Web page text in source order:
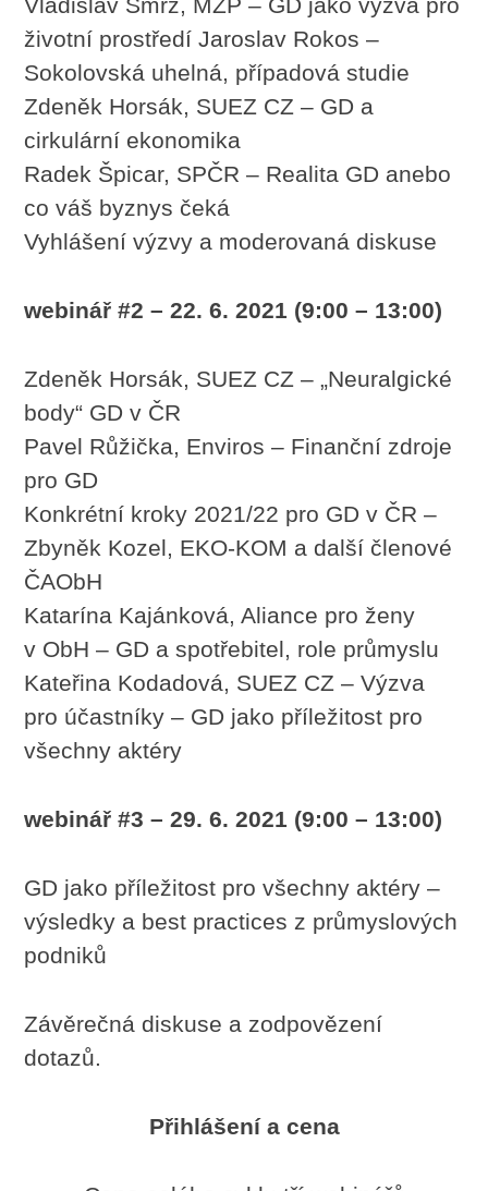
Vladislav Smrž, MŽP – GD jako výzva pro
životní prostředí Jaroslav Rokos –
Sokolovská uhelná, případová studie
Zdeněk Horsák, SUEZ CZ – GD a
cirkulární ekonomika
Radek Špicar, SPČR – Realita GD anebo
co váš byznys čeká
Vyhlášení výzvy a moderovaná diskuse
webinář #2 – 22. 6. 2021 (9:00 – 13:00)
Zdeněk Horsák, SUEZ CZ – „Neuralgické
body“ GD v ČR
Pavel Růžička, Enviros – Finanční zdroje
pro GD
Konkrétní kroky 2021/22 pro GD v ČR –
Zbyněk Kozel, EKO-KOM a další členové
ČAObH
Katarína Kajánková, Aliance pro ženy
v ObH – GD a spotřebitel, role průmyslu
Kateřina Kodadová, SUEZ CZ – Výzva
pro účastníky – GD jako příležitost pro
všechny aktéry
webinář #3 – 29. 6. 2021 (9:00 – 13:00)
GD jako příležitost pro všechny aktéry –
výsledky a best practices z průmyslových
podniků
Závěrečná diskuse a zodpovězení
dotazů.
Přihlášení a cena